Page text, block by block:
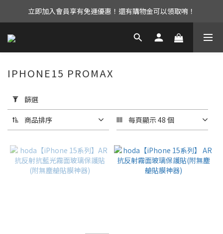
UAG iPhone17 全系列 88折優惠中！
立即加入會員享有免運優惠！還有購物金可以領取唷！
UAG iPhone17 全系列 88折優惠中！
篩
選
(0/20)
選
擇
型
IPHONE15 PROMAX
篩選
商品排序 每頁顯示 48 個